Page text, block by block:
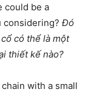
could be a
considering? Đó
có thể là một
thiết kế nào?
with a small